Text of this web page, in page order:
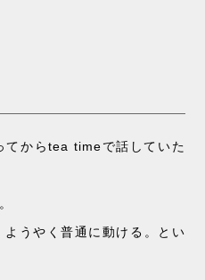
てからtea timeで話していた
うやく普通に動ける。とい